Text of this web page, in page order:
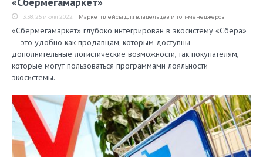
13:38, 25 июля 2022 Маркетплейсы для владельцев и топ-менеджеров
«Сбермегамаркет» глубоко интегрирован в экосистему «Сбера»
— это удобно как продавцам, которым доступны
дополнительные логистические возможности, так покупателям,
которые могут пользоваться программами лояльности
экосистемы.